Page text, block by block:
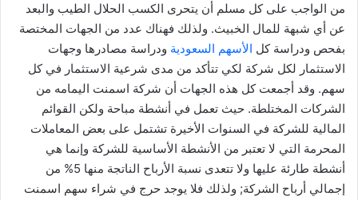
من الواجب على كل مسلم أن يتحرى الكسب الحلال الطيب والبعد
عن أي شبهة للمال الخبيث. ولذلك فهناك عدد من الجهات المختصة
بفحص ودراسة كل الأسهم السعودية ودراسة مصادرها وجهات
الاستثمار لكل شركة لكي تتأكد من مدى شرعية الاستثمار في كل
سهم. وقد أجمعت كل هذه الجهات أن شركة اسمنت اليمامه من
الشركات المختلطة. حيث تعمل في أنشطة مباحة ولكن القوائم
المالية للشركة في السنوات الأخيرة تشتمل على بعض المعاملات
المحرمة التي لا تعتبر من الأنشطة الأساسية للشركة وإنما هي
أنشطة طارئة عليها ولا تتعدى نسبة الأرباح الناتجة منها 5% من
إجمالي أرباح الشركة; ولذلك فلا يوجد حرج في شراء سهم اسمنت